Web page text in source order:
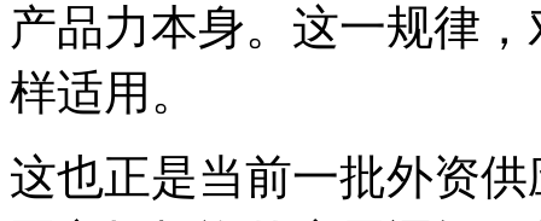
产品力本身。这一规律
样适用。
这也正是当前一批外资